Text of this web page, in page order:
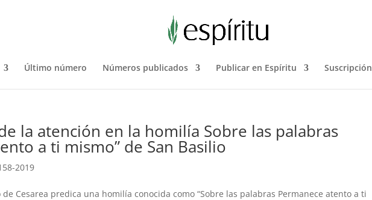
Último número Números publicados Publicar en Espíritu Suscripción
la atención en la homilía Sobre las palabras
a ti mismo” de San Basilio
2019
Cesarea predica una homilía conocida como “Sobre las palabras Permanece atento a ti